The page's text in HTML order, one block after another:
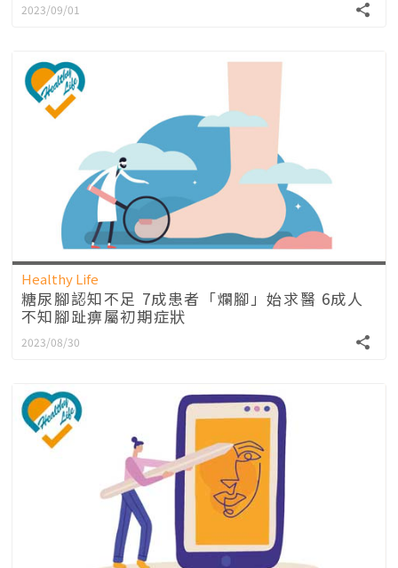
2023/09/01
Healthy Life
糖尿腳認知不足 7成患者「爛腳」始求醫 6成人
不知腳趾痹屬初期症狀
2023/08/30